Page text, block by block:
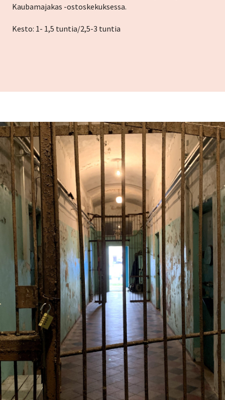
Kaubamajakas -ostoskekuksessa.
Kesto: 1- 1,5 tuntia/2,5-3 tuntia